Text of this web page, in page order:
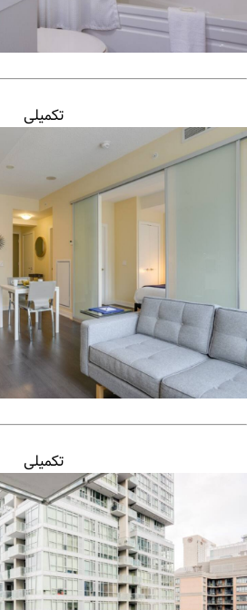
تکمیلی
تکمیلی